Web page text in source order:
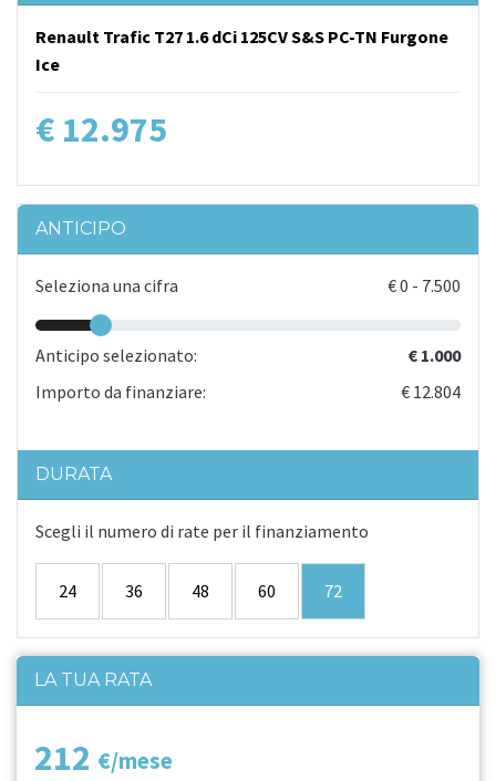
Renault Trafic T27 1.6 dCi 125CV S&S PC-TN Furgone
Ice
€ 12.975
ANTICIPO
Seleziona una cifra €0 - 7.500
Anticipo selezionato:
€ 1.000
Importo da finanziare:
€ 12.804
DURATA
Scegli il numero di rate per il finanziamento
24 36 48 60 72
LA TUA RATA
212 €/mese